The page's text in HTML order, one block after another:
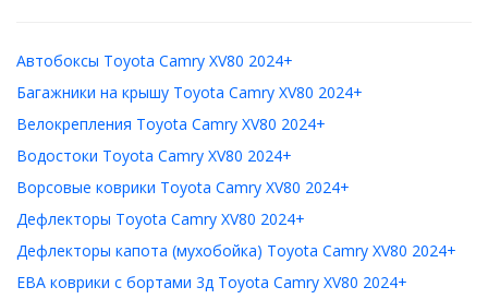
Автобоксы Toyota Camry XV80 2024+
Багажники на крышу Toyota Camry XV80 2024+
Велокрепления Toyota Camry XV80 2024+
Водостоки Toyota Camry XV80 2024+
Ворсовые коврики Toyota Camry XV80 2024+
Дефлекторы Toyota Camry XV80 2024+
Дефлекторы капота (мухобойка) Toyota Camry XV80 2024+
ЕВА коврики с бортами 3д Toyota Camry XV80 2024+